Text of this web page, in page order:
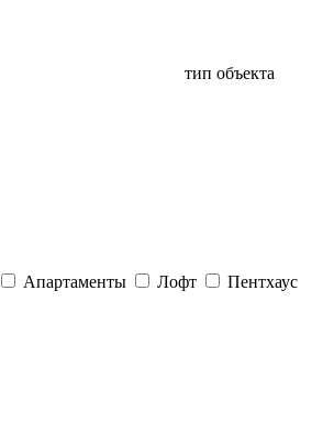
тип объекта
Апартаменты Лофт Пентхаус